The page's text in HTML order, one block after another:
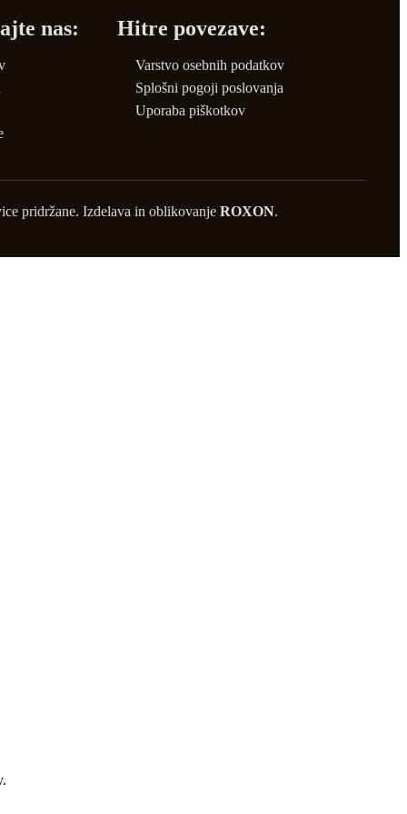
nas: Hitre povezave:
Varstvo osebnih podatkov
Splošni pogoji poslovanja
Uporaba piškotkov
pridržane. Izdelava in oblikovanje ROXON.